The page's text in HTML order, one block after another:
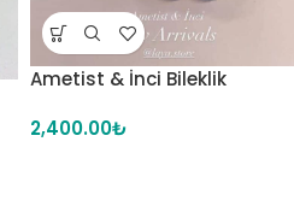
Ametist & İnci Bileklik
2,400.00₺